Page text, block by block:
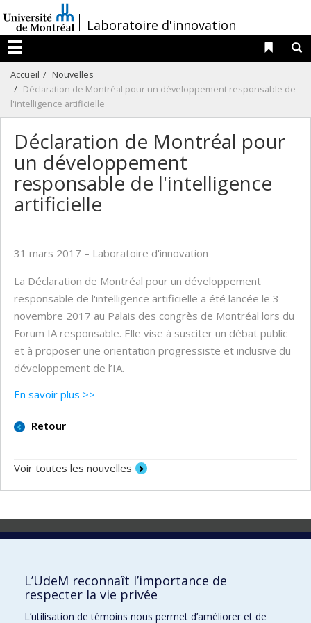
au
contenu
/Laboratoire d'innovation
Menu
Liens
Accueil
Nouvelles
Déclaration de Montréal pour un développement responsable de
l'intelligence artificielle
Déclaration de Montréal pour
un développement
responsable de l'intelligence
artificielle
31 mars 2017 – Laboratoire d'innovation
La Déclaration de Montréal pour un développement
responsable de l'intelligence artificielle a été lancée le 3
novembre 2017 au Palais des congrès de Montréal lors du
Forum IA responsable. Elle vise à susciter un débat public
et à proposer une orientation progressiste et inclusive du
développement de l’IA.
En savoir plus >>
Retour
Voir toutes les nouvelles
Laboratoire d'innovation
Vice-rectorat aux affaires étudiantes et aux études
L’UdeM reconnaît l’importance de
respecter la vie privée
L’utilisation de témoins nous permet d’améliorer et de